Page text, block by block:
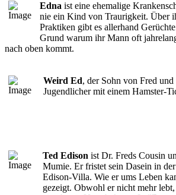
Edna ist eine ehemalige
nie ein Kind von Traurigkeit. Über
Praktiken gibt es allerhand
Grund warum ihr Mann oft
nach oben kommt.
Weird Ed, der Sohn von Fred
Jugendlicher mit einem Hamster-
Ted Edison ist Dr. Freds Cousin
Mumie. Er fristet sein Dasein in
Edison-Villa. Wie er ums Leben
gezeigt. Obwohl er nicht mehr